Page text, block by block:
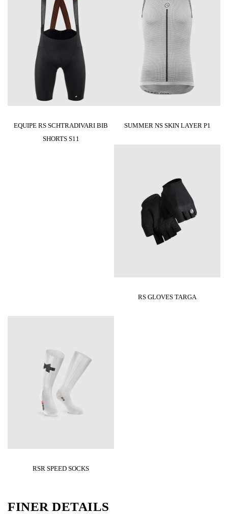
EQUIPE RS SCHTRADIVARI BIB
SHORTS S11
SUMMER NS SKIN LAYER P1
RS GLOVES TARGA
RSR SPEED SOCKS
FINER DETAILS